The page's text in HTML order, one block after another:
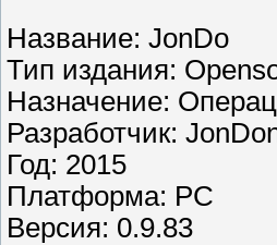
Название: JonDo
Тип издания:
Назначение:
Разработчик:
Год: 2015
Платформа: РС
Версия: 0.9.83